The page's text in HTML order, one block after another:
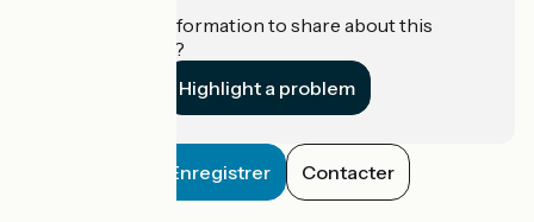
Do you have information to share about this
establishment?
Highlight a problem
Enregistrer Contacter